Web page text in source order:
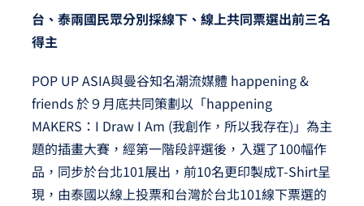
台、泰兩國民眾分別採線下、線上共同票選出前三名
得主
POP UP ASIA與曼谷知名潮流媒體 happening &
friends 於９月底共同策劃以「happening
MAKERS：I Draw I Am (我創作，所以我存在)」為主
題的插畫大賽，經第一階段評選後，入選了100幅作
品，同步於台北101展出，前10名更印製成T-Shirt呈
現，由泰國以線上投票和台灣於台北101線下票選的